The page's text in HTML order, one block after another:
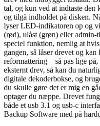
tal, og kun ved at indtaste den
og tilgå indholdet på disken.
lyser LED-indikatoren op og
(rød), ulåst (grøn) eller admin-
speciel funktion, nemlig at
gangen, så låser drevet og
reformattering – så pas lige
eksternt drev, så kan du
digitale dekoderbokse, og
du skulle gøre det er mig en
optager du næppe. Drevet
både et usb 3.1 og usb-c
Backup Software med på